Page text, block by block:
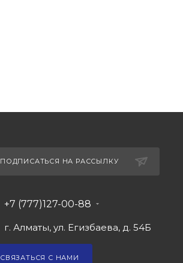
ПОДПИСАТЬСЯ НА РАССЫЛКУ
+7 (777)127-00-88
г. Алматы, ул. Егизбаева, д. 54Б
СВЯЗАТЬСЯ С НАМИ